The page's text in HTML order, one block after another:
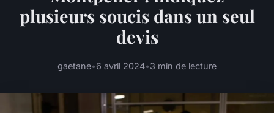
plusieurs soucis dans un seul
devis
gaetane•6 avril 2024•3 min de lecture